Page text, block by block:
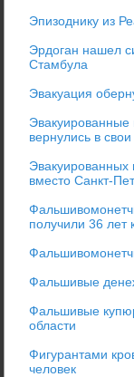
Эпизоднику из
Эрдоган нашел
Стамбула
Эвакуация
Эвакуированные
вернулись в
Эвакуированных
вместо Санкт-
получили 36 лет
Фальшивые
Фальшивые
области
Фигурантами
человек